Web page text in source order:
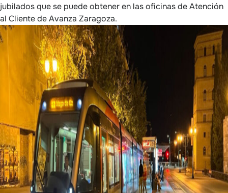
jubilados que se puede obtener en las oficinas de Atención
al Cliente de Avanza Zaragoza.